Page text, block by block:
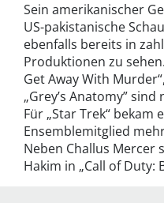
Sein amerikanischer
US-pakistanische
ebenfalls bereits in
Produktionen zu
Get Away With
„Grey’s Anatomy”
Für „Star Trek“ bekam
Ensemblemitglied
Neben Challus Mercer
Hakim in „Call of Duty: